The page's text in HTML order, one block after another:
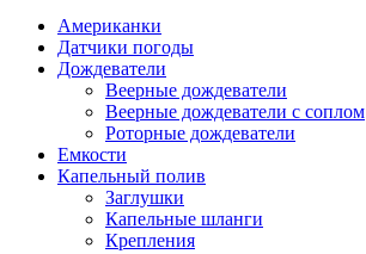
Американки
Датчики погоды
Дождеватели
Веерные дождеватели
Веерные дождеватели с соплом
Роторные дождеватели
Емкости
Капельный полив
Заглушки
Капельные шланги
Крепления